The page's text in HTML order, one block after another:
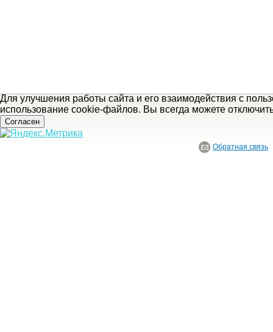
Для улучшения работы сайта и его взаимодействия с
использование cookie-файлов. Вы всегда можете
Согласен
Обратная связь